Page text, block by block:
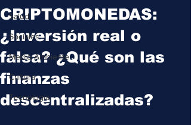
Salud
Sociales
Medio Ambiente
Cultura
Tecnología
CRIPTOMONEDAS:
¿Inversión real o
falsa? ¿Qué son las
finanzas
descentralizadas?